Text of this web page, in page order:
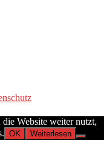
Website weiter nutzt,
OK Weiterlesen